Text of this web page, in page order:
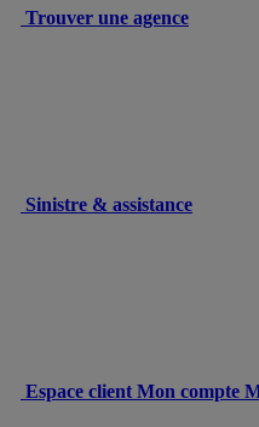
Trouver une agence
Sinistre & assistance
Espace client Mon compte